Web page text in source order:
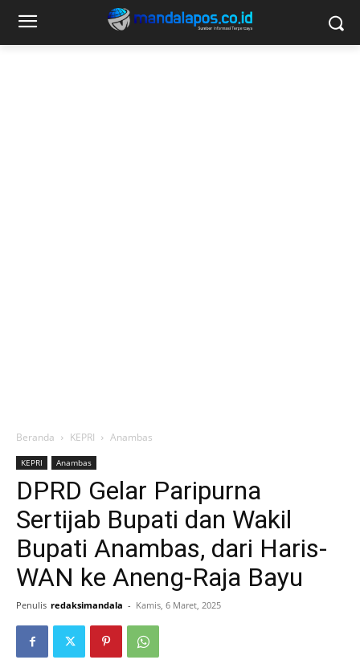
Beranda KEPRI Anambas
KEPRI Anambas
DPRD Gelar Paripurna
Sertijab Bupati dan Wakil
Bupati Anambas, dari Haris-
WAN ke Aneng-Raja Bayu
Penulis redaksimandala - Kamis, 6 Maret, 2025